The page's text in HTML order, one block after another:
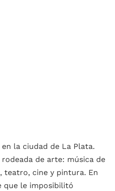
la ciudad de La Plata.
de arte: música de
teatro, cine y pintura. En
que le imposibilitó